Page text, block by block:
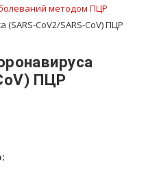
методом ПЦР
CoV2/SARS-CoV) ПЦР
ПЦР